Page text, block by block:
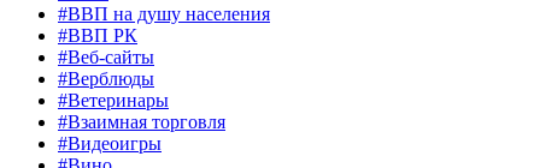
#ВВП на душу населения
#ВВП РК
#Веб-сайты
#Верблюды
#Ветеринары
#Взаимная торговля
#Видеоигры